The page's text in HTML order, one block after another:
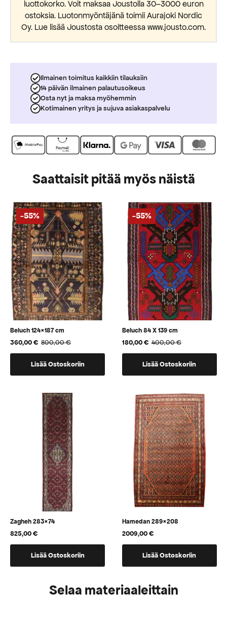
luottokorko. Voit maksaa Joustolla 30–3000 euron
ostoksia. Luotonmyöntäjänä toimii Aurajoki Nordic
Oy. Lue lisää Joustosta osoitteessa www.jousto.com.
Ilmainen toimitus kaikkiin tilauksiin
14 päivän ilmainen palautusoikeus
Osta nyt ja maksa myöhemmin
Kotimainen yritys ja sujuva asiakaspalvelu
Saattaisit pitää myös näistä
-55%
Beluch 124×187 cm
800,00€
Alkuperäinen
hinta
360,00€
Nykyinen
hinta
Lisää Ostoskoriin
-55%
Beluch 84 X 139 cm
400,00€
Alkuperäinen
hinta
180,00€
Nykyinen
hinta
Lisää Ostoskoriin
Zagheh 283×74
825,00€
Lisää Ostoskoriin
Hamedan 289×208
2009,00€
Lisää Ostoskoriin
Selaa materiaaleittain